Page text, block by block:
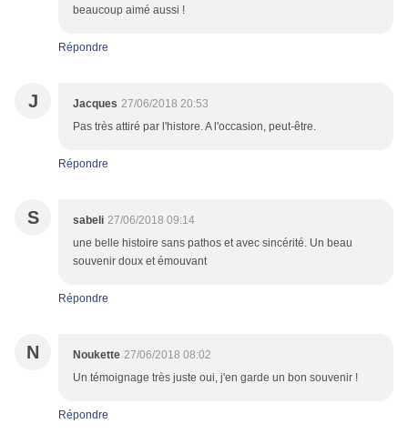
beaucoup aimé aussi !
Répondre
J Jacques 27/06/2018 20:53
Pas très attiré par l'histore. A l'occasion, peut-être.
Répondre
S sabeli 27/06/2018 09:14
une belle histoire sans pathos et avec sincérité. Un beau
souvenir doux et émouvant
Répondre
N Noukette 27/06/2018 08:02
Un témoignage très juste oui, j'en garde un bon souvenir !
Répondre